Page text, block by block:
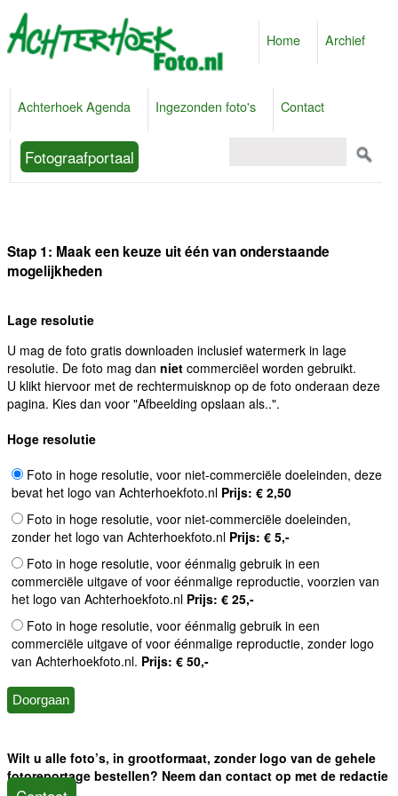
Home Archief
Achterhoek Agenda Ingezonden foto's Contact
Fotograafportaal
Stap 1: Maak een keuze uit één van onderstaande
mogelijkheden
Lage resolutie
U mag de foto gratis downloaden inclusief watermerk in lage
resolutie. De foto mag dan niet commerciëel worden gebruikt.
U klikt hiervoor met de rechtermuisknop op de foto onderaan deze
pagina. Kies dan voor "Afbeelding opslaan als..".
Hoge resolutie
Foto in hoge resolutie, voor niet-commerciële doeleinden, deze
bevat het logo van Achterhoekfoto.nl Prijs: € 2,50
Foto in hoge resolutie, voor niet-commerciële doeleinden,
zonder het logo van Achterhoekfoto.nl Prijs: € 5,-
Foto in hoge resolutie, voor éénmalig gebruik in een
commerciële uitgave of voor éénmalige reproductie, voorzien van
het logo van Achterhoekfoto.nl Prijs: € 25,-
Foto in hoge resolutie, voor éénmalig gebruik in een
commerciële uitgave of voor éénmalige reproductie, zonder logo
van Achterhoekfoto.nl. Prijs: € 50,-
Wilt u alle foto’s, in grootformaat, zonder logo van de gehele
fotoreportage bestellen? Neem dan contact op met de redactie